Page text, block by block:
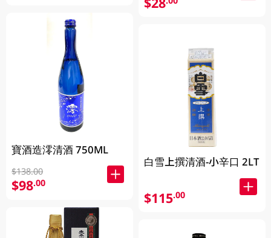
寶酒造澪清酒 750ML
$138.00
$98.00
白雪上撰清酒-小辛口 2LT
$115.00